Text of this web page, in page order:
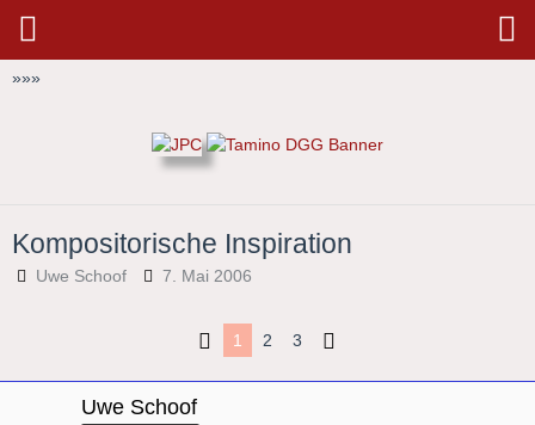
»»»
Kompositorische Inspiration
Uwe Schoof 7. Mai 2006
1 2 3
Uwe Schoof